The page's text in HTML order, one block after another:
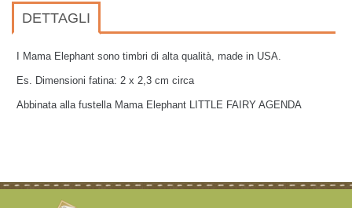
DETTAGLI
I Mama Elephant sono timbri di alta qualità, made in USA.
Es. Dimensioni fatina: 2 x 2,3 cm circa
Abbinata alla fustella Mama Elephant LITTLE FAIRY AGENDA